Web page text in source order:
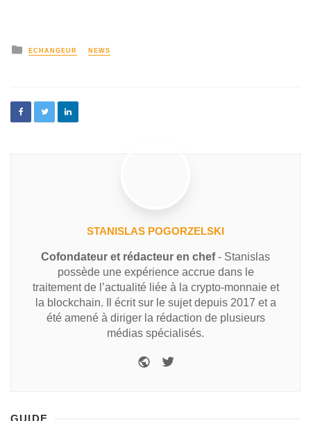
ECHANGEUR NEWS
STANISLAS POGORZELSKI
Cofondateur et rédacteur en chef- Stanislas
possède une expérience accrue dans le
traitement de l’actualité liée à la crypto-monnaie et
la blockchain. Il écrit sur le sujet depuis 2017 et a
été amené à diriger la rédaction de plusieurs
médias spécialisés.
GUIDE